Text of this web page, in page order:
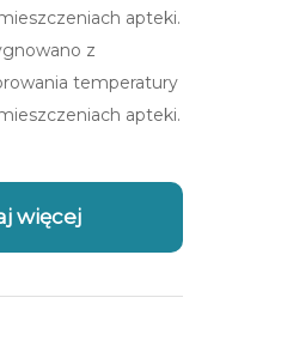
apteki.
z
temperatury
apteki.
więcej